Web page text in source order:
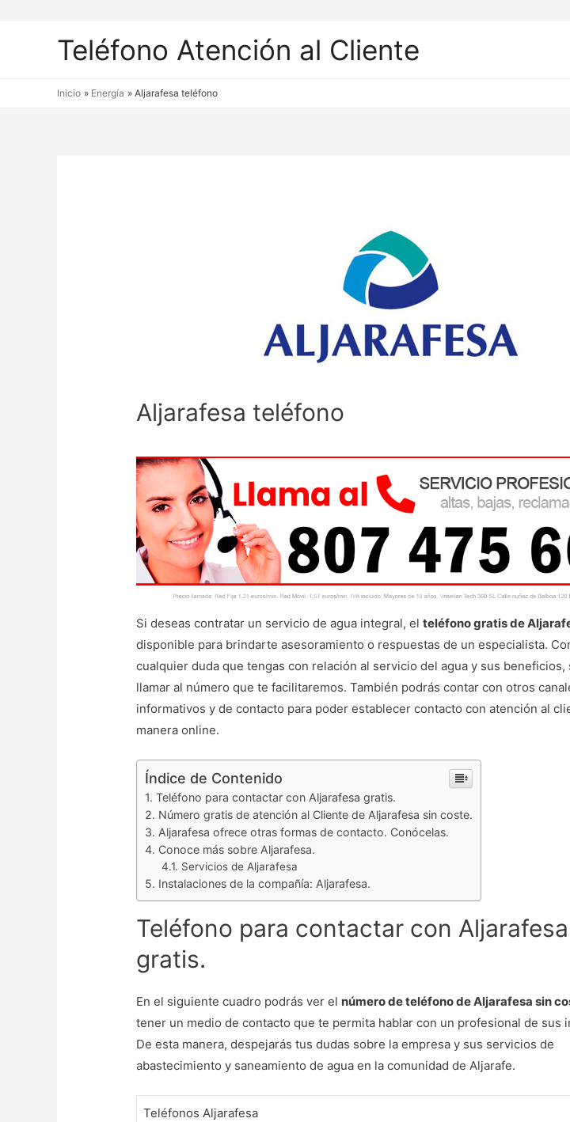
Teléfono Atención al Cliente
Inicio Energía Aljarafesa teléfono
Aljarafesa teléfono
Si deseas contratar un servicio de agua integral, elteléfono gratis de
disponible para brindarte asesoramiento o respuestas de un especialista.
cualquier duda que tengas con relación al servicio del agua y sus beneficios,
llamar al número que te facilitaremos. También podrás contar con otros
informativos y de contacto para poder establecer contacto con atención al
manera online.
Índice de Contenido
Teléfono para contactar con Aljarafesa gratis.
Número gratis de atención al Cliente de Aljarafesa sin coste.
Aljarafesa ofrece otras formas de contacto. Conócelas.
Conoce más sobre Aljarafesa.
Servicios de Aljarafesa
Instalaciones de la compañía: Aljarafesa.
Teléfono para contactar con Aljarafesa
gratis.
En el siguiente cuadro podrás ver el número de teléfono de Aljarafesa sin
tener un medio de contacto que te permita hablar con un profesional de sus
De esta manera, despejarás tus dudas sobre la empresa y sus servicios de
abastecimiento y saneamiento de agua en la comunidad de Aljarafe.
Teléfonos Aljarafesa